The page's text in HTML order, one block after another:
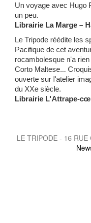
Un voyage avec Hugo
un peu.
Librairie La Marge –
Le Tripode réédite les
Pacifique de cet
rocambolesque n'a
Corto Maltese...
ouverte sur l'atelier
du XXe siècle.
Librairie L'Attrape-
LE TRIPODE - 16